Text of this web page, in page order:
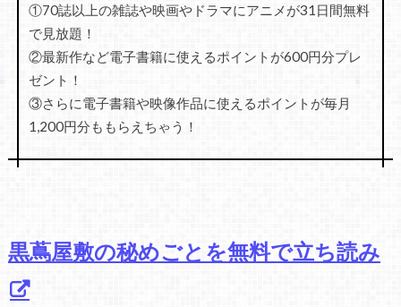
①70誌以上の雑誌や映画やドラマにアニメが31日間無料
で見放題！
②最新作など電子書籍に使えるポイントが600円分プレ
ゼント！
③さらに電子書籍や映像作品に使えるポイントが毎月
1,200円分ももらえちゃう！
黒蔦屋敷の秘めごとを無料で立ち読み